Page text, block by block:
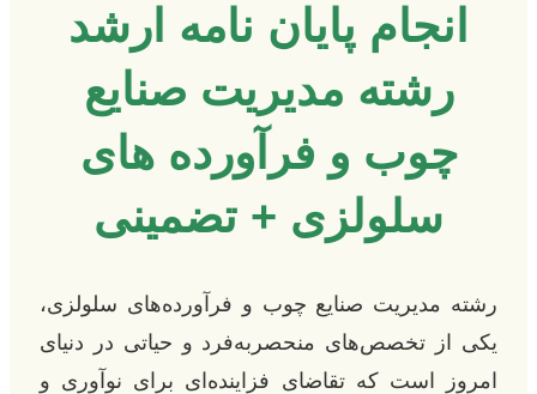
انجام پایان نامه ارشد
رشته مدیریت صنایع
چوب و فرآورده های
سلولزی + تضمینی
رشته مدیریت صنایع چوب و فرآورده‌های سلولزی،
یکی از تخصص‌های منحصربه‌فرد و حیاتی در دنیای
امروز است که تقاضای فزاینده‌ای برای نوآوری و